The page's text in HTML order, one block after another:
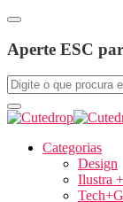
Aperte ESC
Categorias
Design
Ilustra